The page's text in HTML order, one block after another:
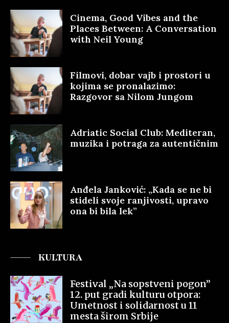
Cinema, Good Vibes and the
Places Between: A Conversation
with Neil Young
Filmovi, dobar vajb i prostori u
kojima se pronalazimo:
Razgovor sa Nilom Jungom
Adriatic Social Club: Mediteran,
muzika i potraga za autentičnim
Anđela Janković: „Kada se ne bi
stideli svoje ranjivosti, upravo
ona bi bila lek”
KULTURA
Festival „Na sopstveni pogon”
12. put gradi kulturu otpora:
Umetnost i solidarnost u 11
mesta širom Srbije